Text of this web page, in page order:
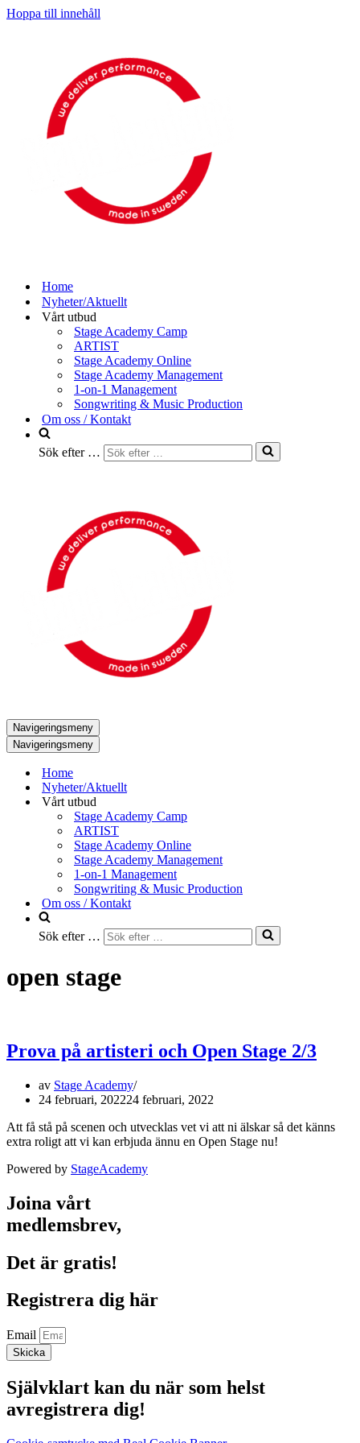
Hoppa till innehåll
Home
Nyheter/Aktuellt
Vårt utbud
Stage Academy Camp
ARTIST
Stage Academy Online
Stage Academy Management
1-on-1 Management
Songwriting & Music Production
Om oss / Kontakt
Sök efter …
Navigeringsmeny
Navigeringsmeny
Home
Nyheter/Aktuellt
Vårt utbud
Stage Academy Camp
ARTIST
Stage Academy Online
Stage Academy Management
1-on-1 Management
Songwriting & Music Production
Om oss / Kontakt
Sök efter …
open stage
Prova på artisteri och Open Stage 2/3
av Stage Academy
24 februari, 202224 februari, 2022
Att få stå på scenen och utvecklas vet vi att ni älskar så det känns
extra roligt att vi kan erbjuda ännu en Open Stage nu!
Powered by StageAcademy
Joina vårt
medlemsbrev,
Det är gratis!
Registrera dig här
Email
Skicka
Självklart kan du när som helst
avregistrera dig!